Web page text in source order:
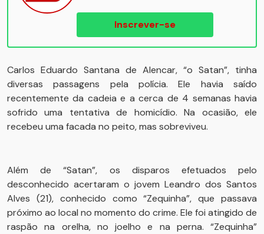
Inscrever-se
Carlos Eduardo Santana de Alencar, “o Satan”, tinha
diversas passagens pela polícia. Ele havia saído
recentemente da cadeia e a cerca de 4 semanas havia
sofrido uma tentativa de homicídio. Na ocasião, ele
recebeu uma facada no peito, mas sobreviveu.
Além de “Satan”, os disparos efetuados pelo
desconhecido acertaram o jovem Leandro dos Santos
Alves (21), conhecido como “Zequinha”, que passava
próximo ao local no momento do crime. Ele foi atingido de
raspão na orelha, no joelho e na perna. “Zequinha”